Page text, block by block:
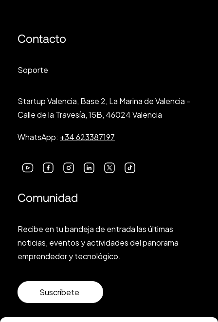
Contacto
Soporte
Startup Valencia, Base 2, La Marina de Valencia –
Calle de la Travesía, 15B, 46024 Valencia
WhatsApp: +34 623387197
Comunidad
Recibe en tu bandeja de entrada las últimas
noticias, eventos y actividades del panorama
emprendedor y tecnológico.
Suscríbete